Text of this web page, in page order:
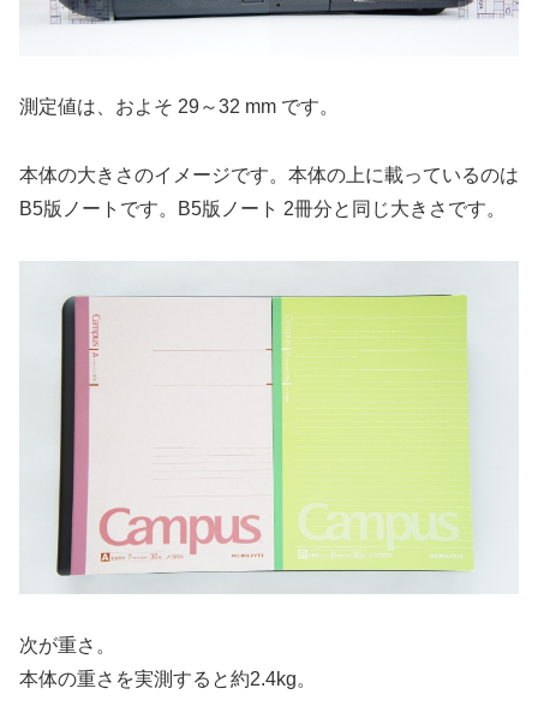
測定値は、およそ 29～32 mm です。
本体の大きさのイメージです。本体の上に載っているのは
B5版ノートです。B5版ノート 2冊分と同じ大きさです。
次が重さ。
本体の重さを実測すると約2.4kg。